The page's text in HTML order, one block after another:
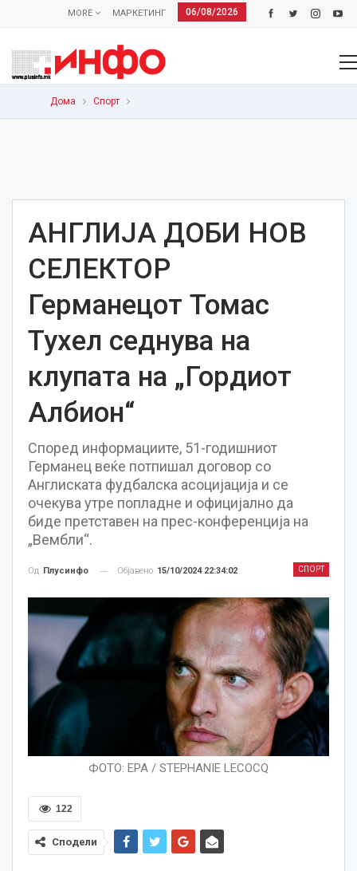
06/08/2026
МАРКЕТИНГ
MORE
Дома Спорт
АНГЛИЈА ДОБИ НОВ
СЕЛЕКТОР
Германецот Томас
Тухел седнува на
клупата на „Гордиот
Албион“
Според информациите, 51-годишниот
Германец веќе потпишал договор со
Англиската фудбалска асоцијација и се
очекува утре попладне и официјално да
биде претставен на прес-конференција на
„Вембли“.
СПОРТ
Од Плусинфо Објавено 15/10/2024 22:34:02
ФОТО: EPA / STEPHANIE LECOCQ
122
Сподели